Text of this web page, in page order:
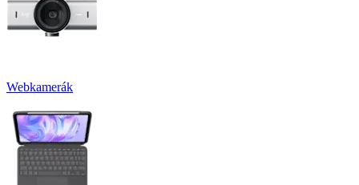
Webkamerák